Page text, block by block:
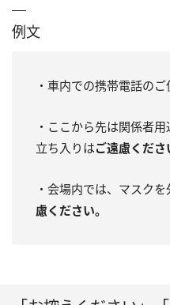
例文
・車内での携帯電話のご
・ここから先は関係者用
立ち入りはご遠慮くださ
・会場内では、マスク
慮ください。